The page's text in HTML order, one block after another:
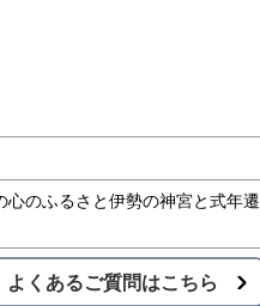
のふるさと伊勢の神宮と式年遷
よくあるご質問はこちら